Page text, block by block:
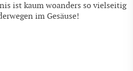
ist kaum woanders so vielseitig
im Gesäuse!